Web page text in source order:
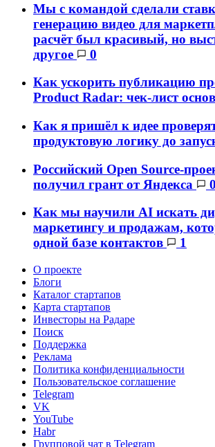
Мы с командой сделали
генерацию видео для
расчёт был красивый, но
другое
0
Как ускорить публикацию
Product Radar: чек-лист
Как я пришёл к идее
продуктовую логику до
Российский Open Source-
получил грант от Яндекса
0
Как мы научили AI искать
маркетингу и продажам,
одной базе контактов
1
О проекте
Блоги
Каталог стартапов
Карта стартапов
Инвесторы на Радаре
Поиск
Поддержка
Реклама
Политика конфиденциальности
Пользовательское соглашение
Telegram
VK
YouTube
Habr
Групповой чат в Telegram